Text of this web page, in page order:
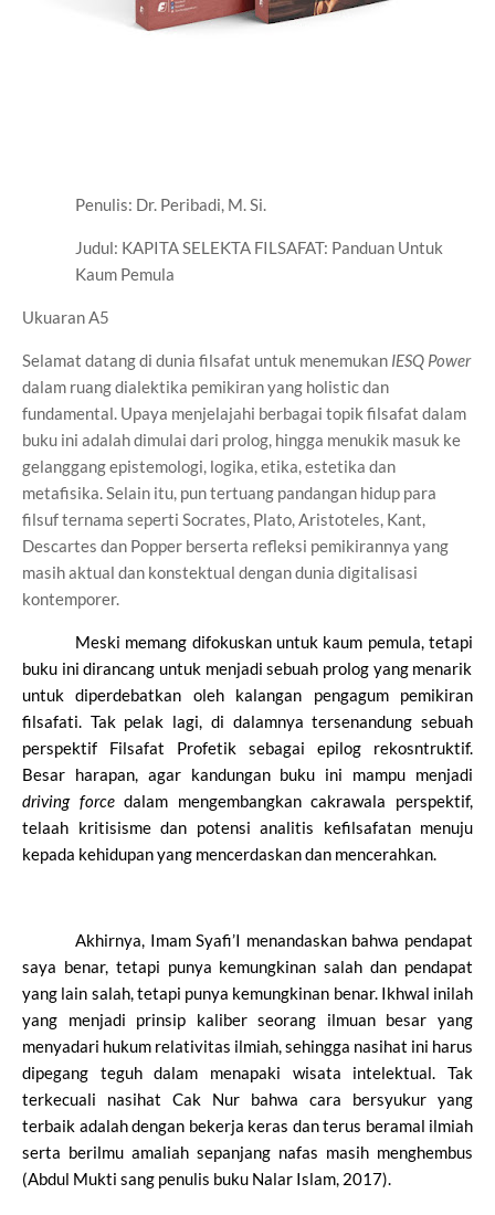
Penulis: Dr. Peribadi, M. Si.
Judul: KAPITA SELEKTA FILSAFAT: Panduan Untuk
Kaum Pemula
Ukuaran A5
Selamat datang di dunia filsafat untuk menemukan IESQ Power
dalam ruang dialektika pemikiran yang holistic dan
fundamental. Upaya menjelajahi berbagai topik filsafat dalam
buku ini adalah dimulai dari prolog, hingga menukik masuk ke
gelanggang epistemologi, logika, etika, estetika dan
metafisika. Selain itu, pun tertuang pandangan hidup para
filsuf ternama seperti Socrates, Plato, Aristoteles, Kant,
Descartes dan Popper berserta refleksi pemikirannya yang
masih aktual dan konstektual dengan dunia digitalisasi
kontemporer.
Meski memang difokuskan untuk kaum pemula, tetapi
buku ini dirancang untuk menjadi sebuah prolog yang menarik
untuk diperdebatkan oleh kalangan pengagum pemikiran
filsafati. Tak pelak lagi, di dalamnya tersenandung sebuah
perspektif Filsafat Profetik sebagai epilog rekosntruktif.
Besar harapan, agar kandungan buku ini mampu menjadi
driving forcedalam mengembangkan cakrawala perspektif,
telaah kritisisme dan potensi analitis kefilsafatan menuju
kepada kehidupan yang mencerdaskan dan mencerahkan.
Akhirnya, Imam Syafi’I menandaskan bahwa pendapat
saya benar, tetapi punya kemungkinan salah dan pendapat
yang lain salah, tetapi punya kemungkinan benar. Ikhwal inilah
yang menjadi prinsip kaliber seorang ilmuan besar yang
menyadari hukum relativitas ilmiah, sehingga nasihat ini harus
dipegang teguh dalam menapaki wisata intelektual. Tak
terkecuali nasihat Cak Nur bahwa cara bersyukur yang
terbaik adalah dengan bekerja keras dan terus beramal ilmiah
serta berilmu amaliah sepanjang nafas masih menghembus
(Abdul Mukti sang penulis buku Nalar Islam, 2017).